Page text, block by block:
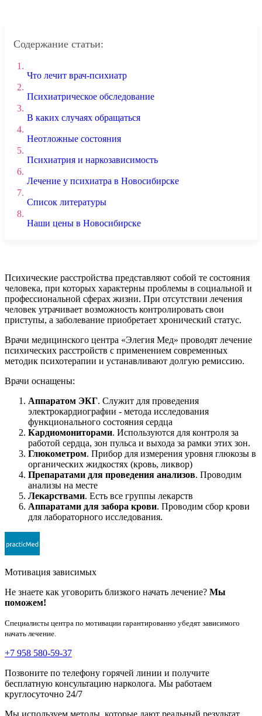
Содержание статьи:
1.
Что лечит врач-психиатр
2.
Психиатрическое обследование
3.
В каких случаях обращаться
4.
Неотложные состояния
5.
Психиатрия и наркозависимость
6.
Лечение у психиатра в Новосибирске
7.
Список литературы
8.
Наши цены в Новосибирске
Психические расстройства представляют собой те состояния
человека, при которых характерны проблемы в социальной и
профессиональной сферах жизни. При отсутствии лечения
человек утрачивает возможность контролировать свои
приступы, а заболевание приобретает хронический статус.
Врачи медицинского центра «Элегия Мед» проводят лечение
психических расстройств с применением современных
методик психотерапии и устанавливают долгую ремиссию.
Врачи оснащены:
Аппаратом ЭКГ. Служит для проведения
электрокардиографии - метода исследования
функционального состояния сердца
Кардиомониторами. Используются для контроля за
работой сердца, зон пульса и выхода за рамки этих зон.
Глюкометром. Прибор для измерения уровня глюкозы в
органических жидкостях (кровь, ликвор)
Препаратами для проведения анализов. Проводим
анализы на месте
Лекарствами. Есть все группы лекарств
Аппаратами для забора крови. Проводим сбор крови
для лабораторного исследования.
Мотивация зависимых
Не знаете как уговорить близкого начать лечение? Мы
поможем!
Специалисты центра по мотивации гарантированно убедят зависимого
начать лечение.
+7 958 580-59-37
Позвоните по телефону горячей линии и получите
бесплатную консультацию нарколога. Мы работаем
круглосуточно 24/7